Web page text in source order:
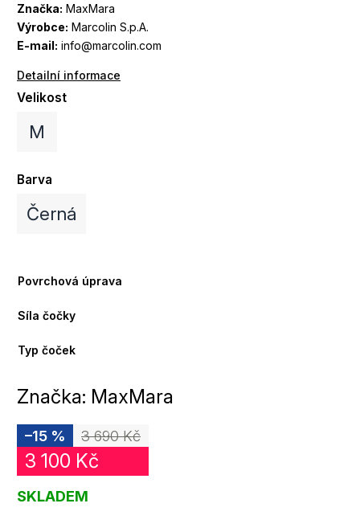
Značka: MaxMara
Výrobce: Marcolin S.p.A.
E-mail: info@marcolin.com
Detailní informace
Velikost
M
Barva
Černá
Povrchová úprava
Síla čočky
Typ čoček
Značka: MaxMara
3 690 Kč
–15 %
3 100 Kč
SKLADEM